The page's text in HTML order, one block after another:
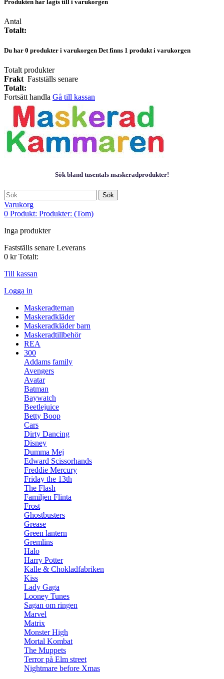
Produkten har lagts till i varukorgen
Antal
Totalt:
Du har 0 produkter i varukorgen Det finns 1 produkt i varukorgen
Totalt produkter
Frakt Fastställs senare
Totalt:
Fortsätt handla Gå till kassan
Sök bland tusentals maskeradprodukter!
Sök
Varukorg
0 Produkt: Produkter: (Tom)
Inga produkter
Fastställs senare Leverans
0 kr Totalt:
Till kassan
Logga in
Maskeradteman
Maskeradkläder
Maskeradkläder barn
Maskeradtillbehör
REA
300
Addams family
Avengers
Avatar
Batman
Baywatch
Beetlejuice
Betty Boop
Cars
Dirty Dancing
Disney
Dumma Mej
Edward Scissorhands
Freddie Mercury
Friday the 13th
The Flash
Familjen Flinta
Frost
Ghostbusters
Grease
Green lantern
Gremlins
Halo
Harry Potter
Kalle & Chokladfabriken
Kiss
Lady Gaga
Looney Tunes
Sagan om ringen
Marvel
Matrix
Monster High
Mortal Kombat
The Muppets
Terror på Elm street
Nightmare before Xmas